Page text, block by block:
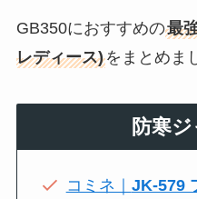
GB350におすすめの最
レディース)をまとめま
防寒
コミネ｜ JK-579